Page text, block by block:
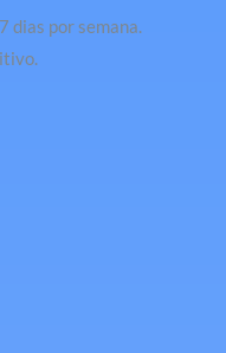
dias por semana.